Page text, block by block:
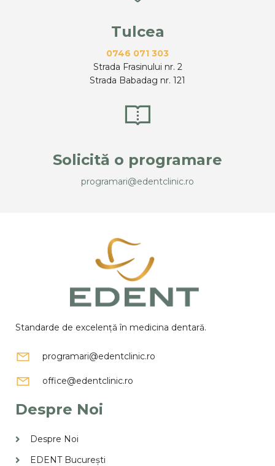
Tulcea
0746 071 303
Strada Frasinului nr. 2
Strada Babadag nr. 121
Solicită o programare
programari@edentclinic.ro
Standarde de excelență în medicina dentară.
programari@edentclinic.ro
office@edentclinic.ro
Despre Noi
Despre Noi
EDENT București